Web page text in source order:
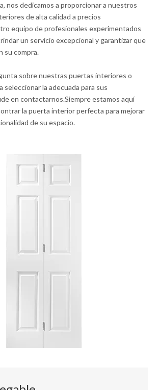
nos dedicamos a proporcionar a nuestros
de alta calidad a precios
equipo de profesionales experimentados
un servicio excepcional y garantizar que
su compra.
sobre nuestras puertas interiores o
seleccionar la adecuada para sus
en contactarnos.Siempre estamos aquí
la puerta interior perfecta para mejorar
de su espacio.